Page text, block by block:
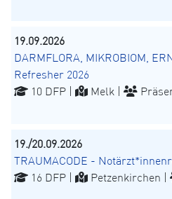
19.09.2026
DARMFLORA, MIKROBIOM,
Refresher 2026
10 DFP |
Melk |
19./20.09.2026
TRAUMACODE -
16 DFP |
Petzenkirchen |